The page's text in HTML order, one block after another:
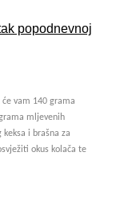
popodnevnoj
vam 140 grama
mljevenih
i brašna za
okus kolača te